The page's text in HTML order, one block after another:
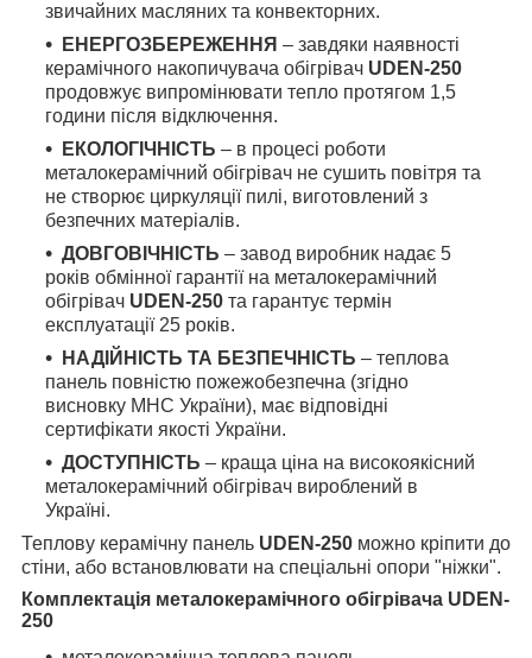
звичайних масляних та конвекторних.
ЕНЕРГОЗБЕРЕЖЕННЯ – завдяки наявності
керамічного накопичувача обігрівач UDEN-250
продовжує випромінювати тепло протягом 1,5
години після відключення.
ЕКОЛОГІЧНІСТЬ – в процесі роботи
металокерамічний обігрівач не сушить повітря та
не створює циркуляції пилі, виготовлений з
безпечних матеріалів.
ДОВГОВІЧНІСТЬ – завод виробник надає 5
років обмінної гарантії на металокерамічний
обігрівач UDEN-250 та гарантує термін
експлуатації 25 років.
НАДІЙНІСТЬ ТА БЕЗПЕЧНІСТЬ – теплова
панель повністю пожежобезпечна (згідно
висновку МНС України), має відповідні
сертифікати якості України.
ДОСТУПНІСТЬ – краща ціна на високоякісний
металокерамічний обігрівач вироблений в
Україні.
Теплову керамічну панель UDEN-250 можно кріпити до
стіни, або встановлювати на спеціальні опори "ніжки".
Комплектація металокерамічного обігрівача UDEN-
250